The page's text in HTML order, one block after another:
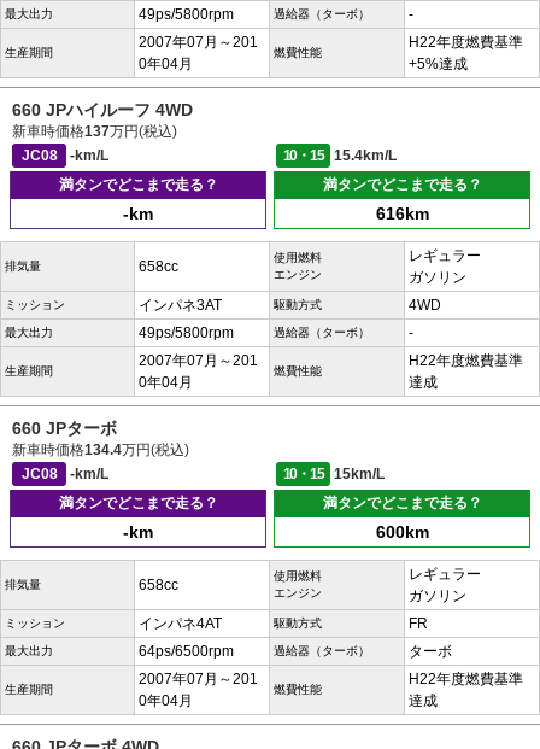
最大出力 49ps/5800rpm 過給器（ターボ） -
生産期間
2007年07月～201
0年04月
燃費性能
H22年度燃費基準
+5%達成
660 JPハイルーフ 4WD
新車時価格137万円(税込)
JC08
-km/L 10・15
15.4km/L
満タンでどこまで走る？
-km
満タンでどこまで走る？
616km
排気量 658cc
使用燃料
エンジン
レギュラー
ガソリン
ミッション インパネ3AT 駆動方式 4WD
最大出力 49ps/5800rpm 過給器（ターボ） -
生産期間
2007年07月～201
0年04月
燃費性能
H22年度燃費基準
達成
660 JPターボ
新車時価格134.4万円(税込)
JC08
-km/L 10・15
15km/L
満タンでどこまで走る？
-km
満タンでどこまで走る？
600km
排気量 658cc
使用燃料
エンジン
レギュラー
ガソリン
ミッション インパネ4AT 駆動方式 FR
最大出力 64ps/6500rpm 過給器（ターボ） ターボ
生産期間
2007年07月～201
0年04月
燃費性能
H22年度燃費基準
達成